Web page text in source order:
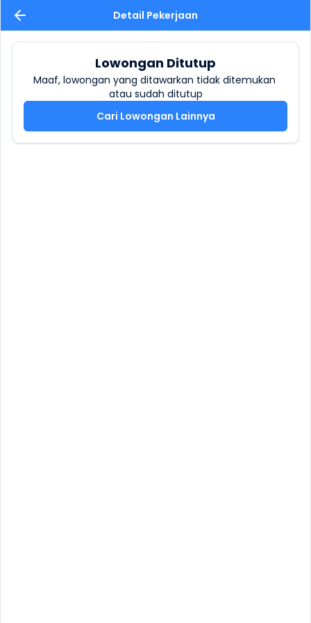
Detail Pekerjaan
Lowongan Ditutup
Maaf, lowongan yang ditawarkan tidak ditemukan
atau sudah ditutup
Cari Lowongan Lainnya